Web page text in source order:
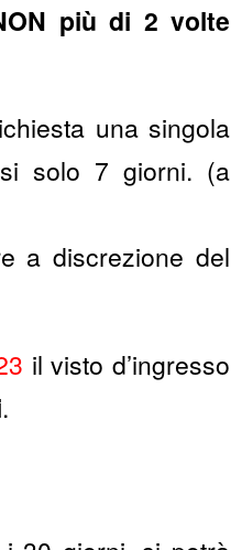
più di 2 volte
una singola
solo 7 giorni. (a
a discrezione del
il visto d’ingresso
.